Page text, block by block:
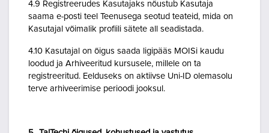
4.9 Registreerudes Kasutajaks nõustub Kasutaja
saama e-posti teel Teenusega seotud teateid, mida on
Kasutajal võimalik profiili sätete all seadistada.
4.10 Kasutajal on õigus saada ligipääs MOISi kaudu
loodud ja Arhiveeritud kursusele, millele on ta
registreeritud. Eelduseks on aktiivse Uni-ID olemasolu
terve arhiveerimise perioodi jooksul.